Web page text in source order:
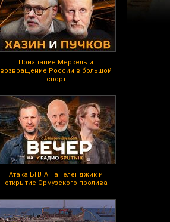
Признание Меркель и
возвращение России в большой
спорт
Атака БПЛА на Геленджик и
открытие Ормузского пролива